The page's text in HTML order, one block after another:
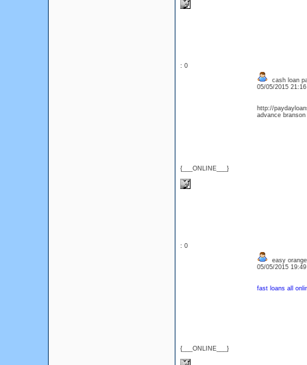
: 0
{___ONLINE___}
cash loan
05/05/2015
http://
advance branson
: 0
{___ONLINE___}
easy
05/05/2015
fast loans all